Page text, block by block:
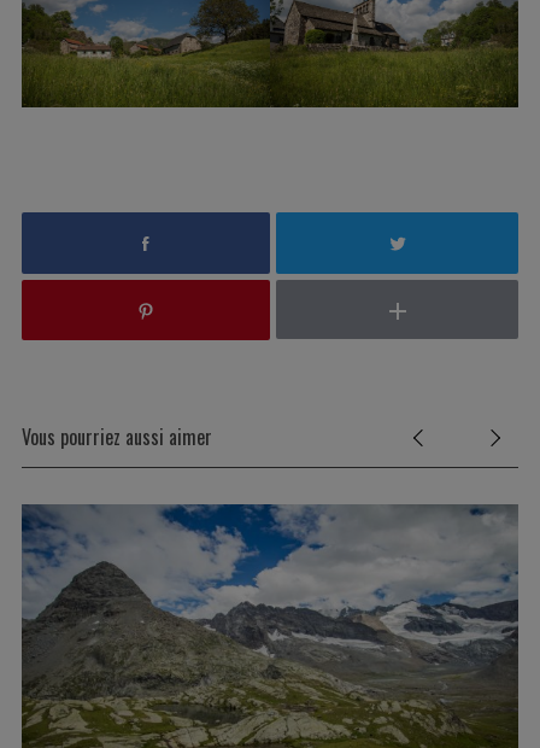
Vous pourriez aussi aimer